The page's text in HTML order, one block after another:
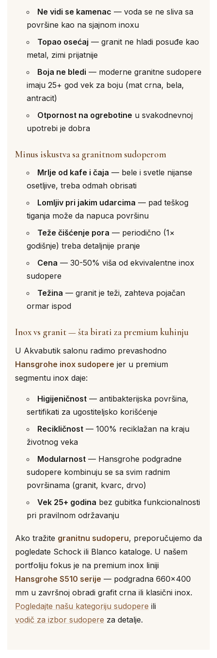
Ne vidi se kamenac — voda se ne sliva sa
površine kao na sjajnom inoxu
Topao osećaj — granit ne hladi posuđe kao
metal, zimi prijatnije
Boja ne bledi — moderne granitne sudopere
imaju 25+ god vek za boju (mat crna, bela,
antracit)
Otpornost na ogrebotine u svakodnevnoj
upotrebi je dobra
Minus iskustva sa granitnom sudoperom
Mrlje od kafe i čaja — bele i svetle nijanse
osetljive, treba odmah obrisati
Lomljiv pri jakim udarcima — pad teškog
tiganja može da napuca površinu
Teže čišćenje pora — periodično (1×
godišnje) treba detaljnije pranje
Cena — 30-50% viša od ekvivalentne inox
sudopere
Težina — granit je teži, zahteva pojačan
ormar ispod
Inox vs granit — šta birati za premium kuhinju
U Akvabutik salonu radimo prevashodno
Hansgrohe inox sudopere jer u premium
segmentu inox daje:
Higijeničnost — antibakterijska površina,
sertifikati za ugostiteljsko korišćenje
Recikličnost — 100% reciklažan na kraju
životnog veka
Modularnost — Hansgrohe podgradne
sudopere kombinuju se sa svim radnim
površinama (granit, kvarc, drvo)
Vek 25+ godina bez gubitka funkcionalnosti
pri pravilnom održavanju
Ako tražite granitnu sudoperu, preporučujemo da
pogledate Schock ili Blanco kataloge. U našem
portfoliju fokus je na premium inox liniji
Hansgrohe S510 serije — podgradna 660×400
mm u završnoj obradi grafit crna ili klasični inox.
Pogledajte našu kategoriju sudopere ili
vodič za izbor sudopere za detalje.